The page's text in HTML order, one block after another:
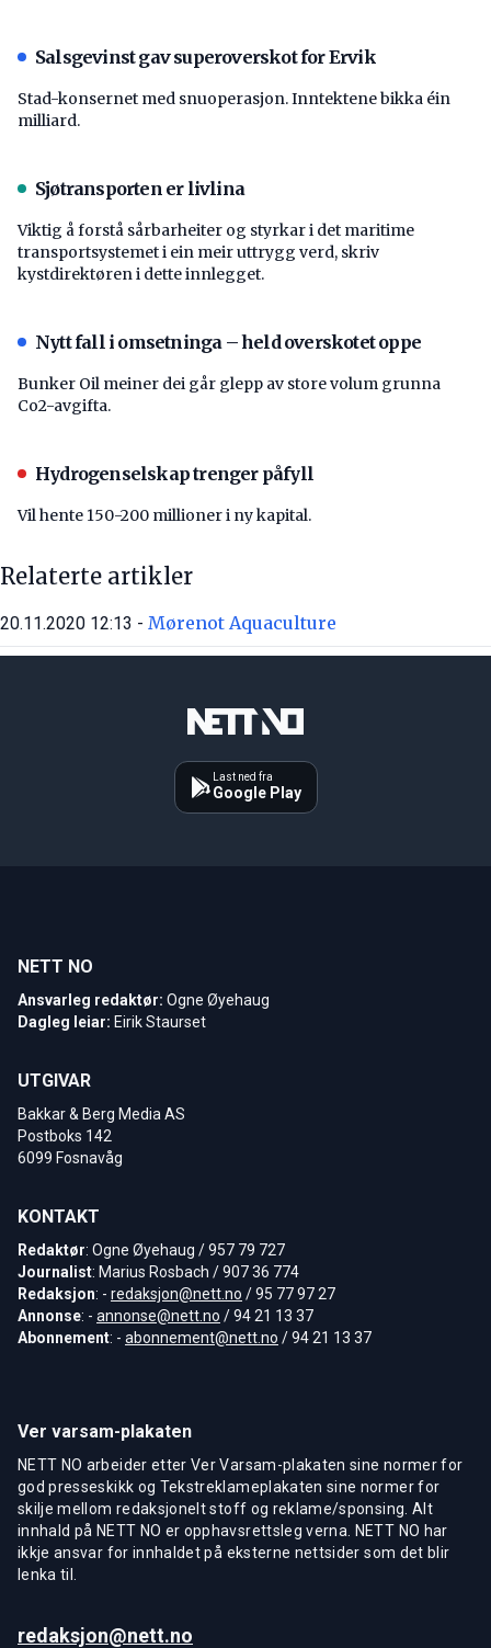
Salsgevinst gav superoverskot for Ervik
Stad-konsernet med snuoperasjon. Inntektene bikka éin
milliard.
Sjøtransporten er livlina
Viktig å forstå ­sårbarheiter og styrkar i det maritime
transport­systemet i ein meir uttrygg verd, skriv
kystdirektøren i dette innlegget.
Nytt fall i omsetninga – held overskotet oppe
Bunker Oil meiner dei går glepp av store volum grunna
Co2-avgifta.
Hydrogenselskap trenger påfyll
Vil hente 150-200 millioner i ny kapital.
Relaterte artikler
20.11.2020 12:13 - Mørenot Aquaculture
Last ned fra
Google Play
NETT NO
Ansvarleg redaktør: Ogne Øyehaug
Dagleg leiar: Eirik Staurset
UTGIVAR
Bakkar & Berg Media AS
Postboks 142
6099 Fosnavåg
KONTAKT
Redaktør: Ogne Øyehaug / 957 79 727
Journalist: Marius Rosbach / 907 36 774
Redaksjon: - redaksjon@nett.no / 95 77 97 27
Annonse: - annonse@nett.no / 94 21 13 37
Abonnement: - abonnement@nett.no / 94 21 13 37
Ver varsam-plakaten
NETT NO arbeider etter Ver Varsam-plakaten sine normer for
god presseskikk og Tekstreklameplakaten sine normer for
skilje mellom redaksjonelt stoff og reklame/sponsing. Alt
innhald på NETT NO er opphavsrettsleg verna. NETT NO har
ikkje ansvar for innhaldet på eksterne nettsider som det blir
lenka til.
redaksjon@nett.no